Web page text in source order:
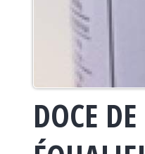
DOCE